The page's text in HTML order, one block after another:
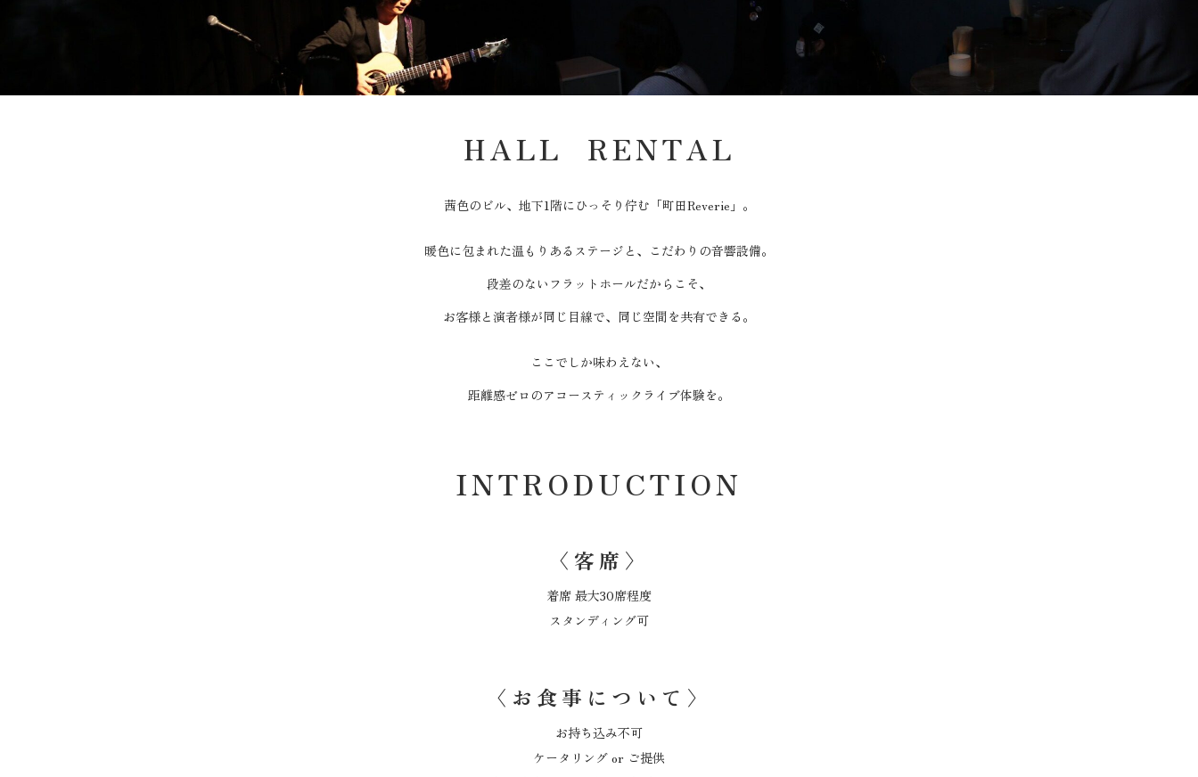
HALL RENTAL
茜色のビル、地下1階にひっそり佇む「町田Reverie」。
暖色に包まれた温もりあるステージと、こだわりの音響設備。
段差のないフラットホールだからこそ、
お客様と演者様が同じ目線で、同じ空間を共有できる。
ここでしか味わえない、
距離感ゼロのアコースティックライブ体験を。
INTRODUCTION
〈客席〉
着席 最大30席程度
スタンディング可
〈お食事について〉
お持ち込み不可
ケータリング or ご提供